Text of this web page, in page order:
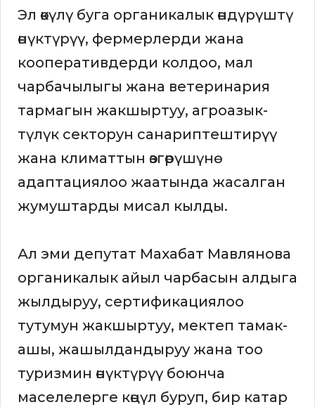
Эл өкүлү буга органикалык өндүрүштү
өнүктүрүү, фермерлерди жана
кооперативдерди колдоо, мал
чарбачылыгы жана ветеринария
тармагын жакшыртуу, агроазык-
түлүк секторун санариптештирүү
жана климаттын өзгөрүшүнө
адаптациялоо жаатында жасалган
жумуштарды мисал кылды.
Ал эми депутат Махабат Мавлянова
органикалык айыл чарбасын алдыга
жылдыруу, сертификациялоо
тутумун жакшыртуу, мектеп тамак-
ашы, жашылдандыруу жана тоо
туризмин өнүктүрүү боюнча
маселелерге көңүл буруп, бир катар